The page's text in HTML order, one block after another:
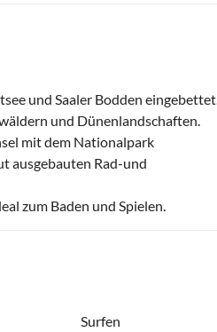
und Saaler Bodden eingebettet.
und Dünenlandschaften.
mit dem Nationalpark
ausgebauten Rad-und
zum Baden und Spielen.
Surfen